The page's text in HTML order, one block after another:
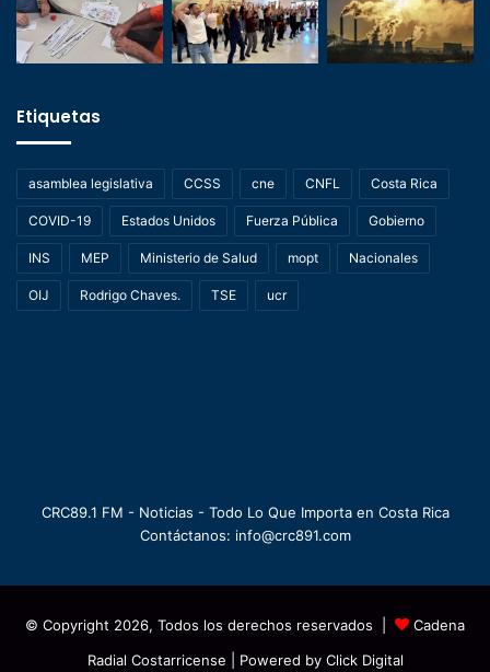
Etiquetas
asamblea legislativa CCSS cne CNFL Costa Rica
COVID-19 Estados Unidos Fuerza Pública Gobierno
INS MEP Ministerio de Salud mopt Nacionales
OIJ Rodrigo Chaves. TSE ucr
CRC89.1 FM - Noticias - Todo Lo Que Importa en Costa Rica
Contáctanos: info@crc891.com
© Copyright 2026, Todos los derechos reservados |
Cadena
Radial Costarricense | Powered by Click Digital